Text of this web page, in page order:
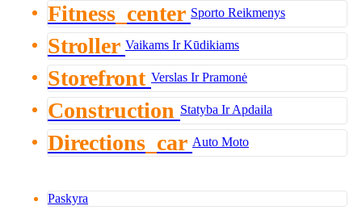
Fitness_center Sporto Reikmenys
Stroller Vaikams Ir Kūdikiams
Storefront Verslas Ir Pramonė
Construction Statyba Ir Apdaila
Directions_car Auto Moto
Paskyra